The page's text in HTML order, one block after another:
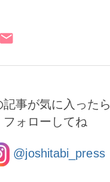
記事が気に入ったら
フォローしてね
@joshitabi_press